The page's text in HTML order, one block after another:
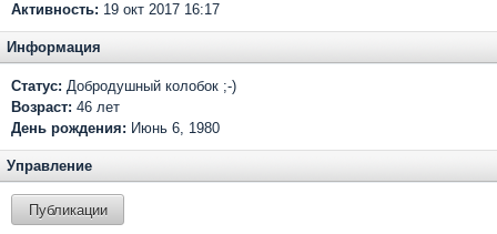
Активность: 19 окт 2017 16:17
Информация
Статус: Добродушный колобок ;-)
Возраст: 46 лет
День рождения: Июнь 6, 1980
Управление
Публикации